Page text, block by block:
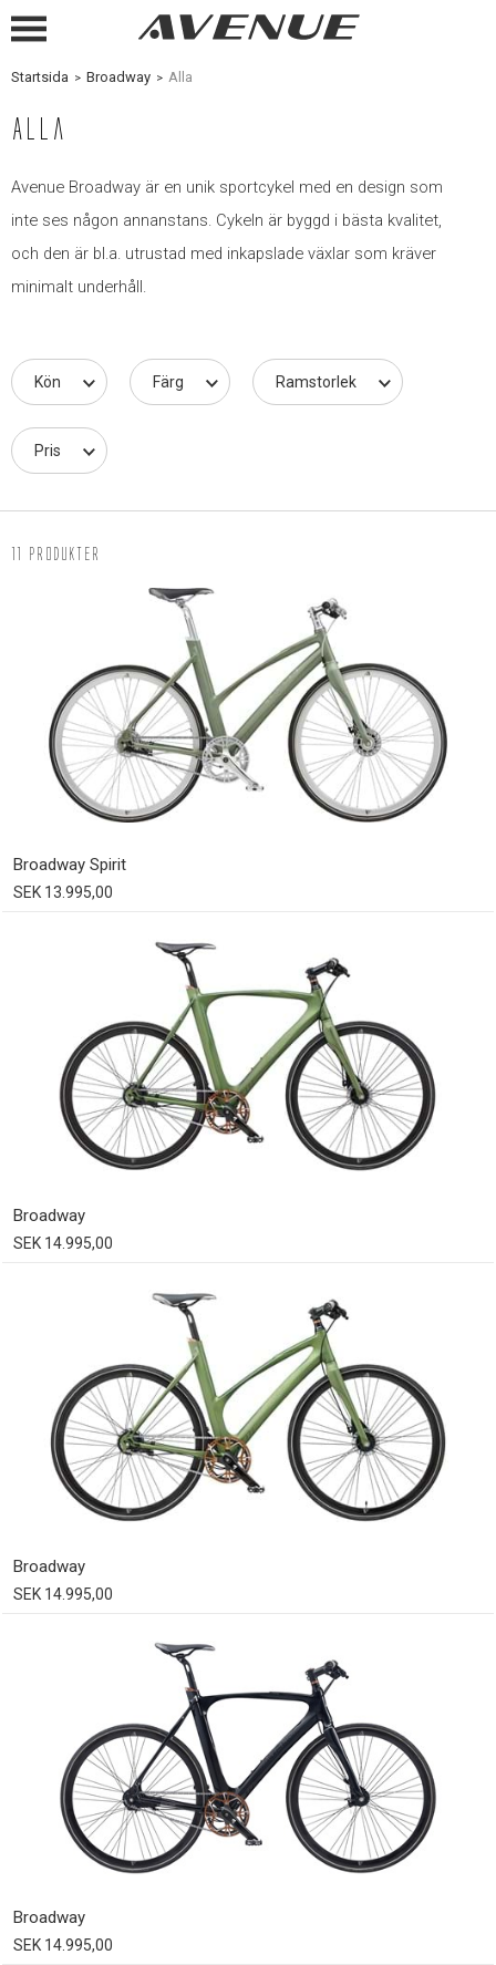
Startsida Broadway Alla
Alla
Avenue Broadway är en unik sportcykel med en design som
inte ses någon annanstans. Cykeln är byggd i bästa kvalitet,
och den är bl.a. utrustad med inkapslade växlar som kräver
minimalt underhåll.
Kön Färg Ramstorlek
Pris
11 produkter
Broadway Spirit
SEK 13.995,00
Broadway
SEK 14.995,00
Broadway
SEK 14.995,00
Broadway
SEK 14.995,00